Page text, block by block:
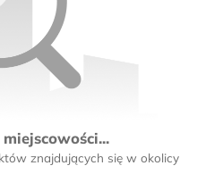
znajdujących się w okolicy